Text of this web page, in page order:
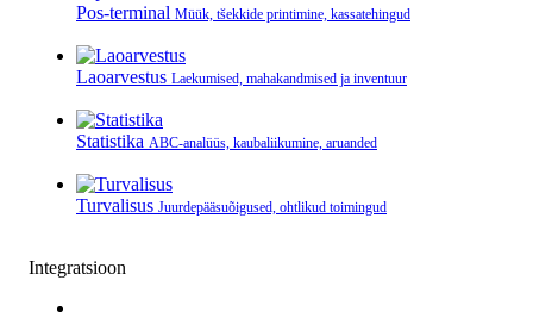
Pos-terminal Müük, tšekkide printimine, kassatehingud
Laoarvestus Laekumised, mahakandmised ja inventuur
Statistika ABC-analüüs, kaubaliikumine, aruanded
Turvalisus Juurdepääsuõigused, ohtlikud toimingud
Integratsioon